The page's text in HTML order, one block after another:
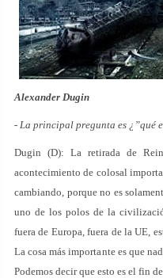
Alexander Dugin
- La principal pregunta es ¿”qué
Dugin (D): La retirada de
acontecimiento de colosal
cambiando, porque no es
uno de los polos de la
fuera de Europa, fuera de la UE,
La cosa más importante es que
Podemos decir que esto es el fin